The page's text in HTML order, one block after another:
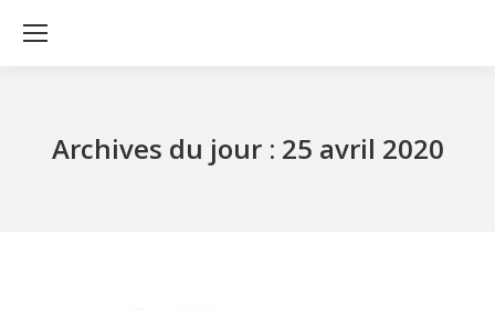
Archives du jour : 25 avril 2020